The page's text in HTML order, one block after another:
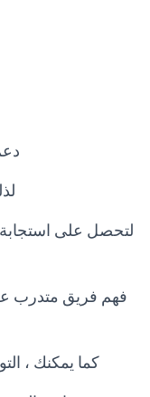
لتحصل على
فهم فريق متدرب
كما يمكنك ،